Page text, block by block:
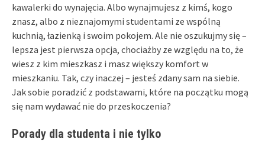
kawalerki do wynajęcia. Albo wynajmujesz z kimś, kogo
znasz, albo z nieznajomymi studentami ze wspólną
kuchnią, łazienką i swoim pokojem. Ale nie oszukujmy się –
lepsza jest pierwsza opcja, chociażby ze względu na to, że
wiesz z kim mieszkasz i masz większy komfort w
mieszkaniu. Tak, czy inaczej – jesteś zdany sam na siebie.
Jak sobie poradzić z podstawami, które na początku mogą
się nam wydawać nie do przeskoczenia?
Porady dla studenta i nie tylko